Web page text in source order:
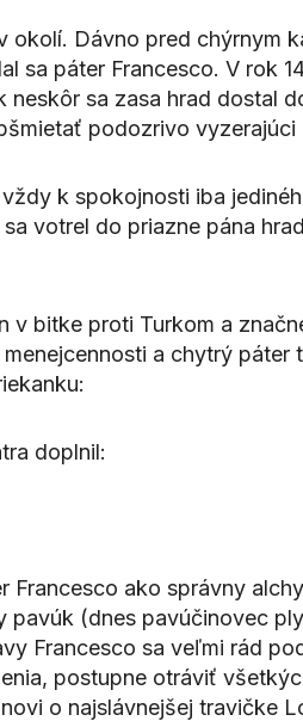
Dávno pred chýrnym
sa páter Francesco. V rok
sa zasa hrad dostal
podozrivo
k spokojnosti iba
votrel do priazne pána
bitke proti Turkom a
a chytrý
doplnil:
ako správny
(dnes pavúčinovec
Francesco sa veľmi rád
postupne otráviť
o najslávnejšej travičke